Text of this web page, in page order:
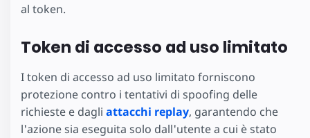
al token.
Token di accesso ad uso limitato
I token di accesso ad uso limitato forniscono
protezione contro i tentativi di spoofing delle
richieste e dagli attacchi replay, garantendo che
l'azione sia eseguita solo dall'utente a cui è stato